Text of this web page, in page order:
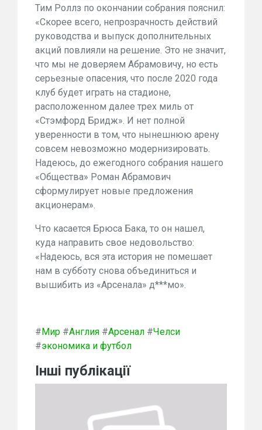
Тим Роллз по окончании собрания пояснил:
«Скорее всего, непрозрачность действий
руководства и выпуск дополнительных
акций повлияли на решение. Это не значит,
что мы не доверяем Абрамовичу, но есть
серьезные опасения, что после 2020 года
клуб будет играть на стадионе,
расположенном далее трех миль от
«Стэмфорд Бридж». И нет полной
уверенности в том, что нынешнюю арену
совсем невозможно модернизировать.
Надеюсь, до ежегодного собрания нашего
«Общества» Роман Абрамович
сформулирует новые предложения
акционерам».
Что касается Брюса Бака, то он нашел,
куда направить свое недовольство:
«Надеюсь, вся эта история не помешает
нам в субботу снова объединиться и
вышибить из «Арсенала» д***мо».
#Мир #Англия #Арсенал #Челси
#экономика и футбол
Інші публікації